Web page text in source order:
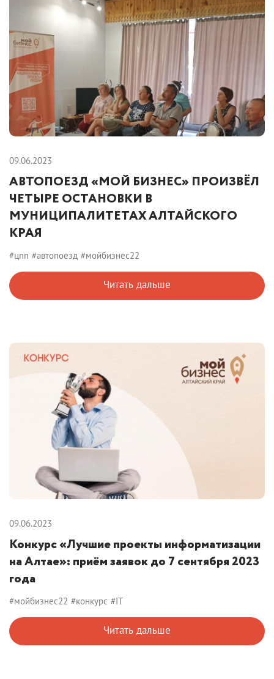
09.06.2023
АВТОПОЕЗД «МОЙ БИЗНЕС» ПРОИЗВЁЛ
ЧЕТЫРЕ ОСТАНОВКИ В
МУНИЦИПАЛИТЕТАХ АЛТАЙСКОГО
КРАЯ
#цпп #автопоезд #мойбизнес22
Читать дальше
09.06.2023
Конкурс «Лучшие проекты информатизации
на Алтае»: приём заявок до 7 сентября 2023
года
#мойбизнес22 #конкурс #IT
Читать дальше